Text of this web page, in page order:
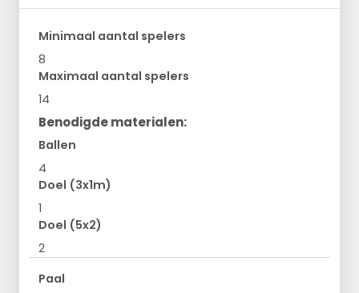
Minimaal aantal spelers
8
Maximaal aantal spelers
14
Benodigde materialen:
Ballen
4
Doel (3x1m)
1
Doel (5x2)
2
Paal